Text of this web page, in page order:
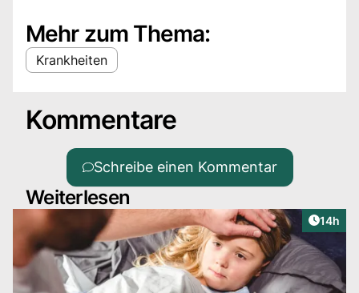
Mehr zum Thema:
Krankheiten
Kommentare
Schreibe einen Kommentar
Weiterlesen
Artikel
14h